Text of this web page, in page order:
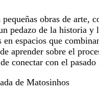
obras de arte,
pedazo de la historia
en espacios que
aprender sobre el
conectar con el
de Matosinhos